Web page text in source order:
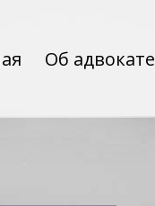
Об адвокате